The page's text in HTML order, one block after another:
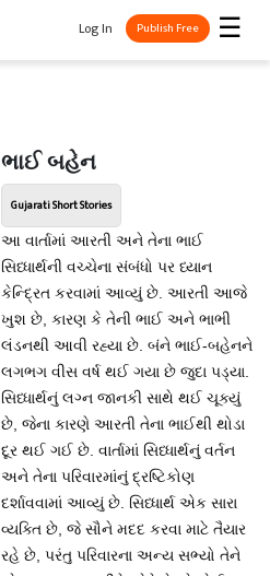
☰
Log In Publish Free
ભાઈ બહેન
Gujarati Short Stories
આ વાર્તામાં આરતી અને તેના ભાઈ
સિધ્ધાર્થની વચ્ચેના સંબંધો પર ધ્યાન
કેન્દ્રિત કરવામાં આવ્યું છે. આરતી આજે
ખુશ છે, કારણ કે તેની ભાઈ અને ભાભી
લંડનથી આવી રહ્યા છે. બંને ભાઈ-બહેનને
લગભગ વીસ વર્ષ થઈ ગયા છે જુદા પડ્યા.
સિધ્ધાર્થનું લગ્ન જાનકી સાથે થઈ ચૂક્યું
છે, જેના કારણે આરતી તેના ભાઈથી થોડા
દૂર થઈ ગઈ છે. વાર્તામાં સિધ્ધાર્થનું વર્તન
અને તેના પરિવારમાંનું દ્રષ્ટિકોણ
દર્શાવવામાં આવ્યું છે. સિધ્ધાર્થ એક સારા
વ્યક્તિ છે, જે સૌને મદદ કરવા માટે તૈયાર
રહે છે, પરંતુ પરિવારના અન્ય સભ્યો તેને